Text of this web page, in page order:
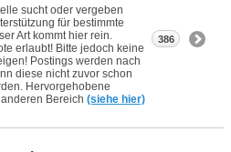
sucht oder vergeben
für bestimmte
Art kommt hier rein.
erlaubt! Bitte jedoch keine
Postings werden nach
diese nicht zuvor schon
Hervorgehobene
Bereich (siehe hier)
386